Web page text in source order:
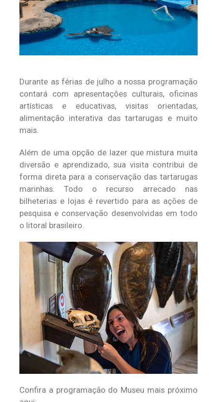
Durante as férias de julho a nossa programação
contará com apresentações culturais, oficinas
artísticas e educativas, visitas orientadas,
alimentação interativa das tartarugas e muito
mais.
Além de uma opção de lazer que mistura muita
diversão e aprendizado, sua visita contribui de
forma direta para a conservação das tartarugas
marinhas. Todo o recurso arrecado nas
bilheterias e lojas é revertido para as ações de
pesquisa e conservação desenvolvidas em todo
o litoral brasileiro.
Confira a programação do Museu mais próximo